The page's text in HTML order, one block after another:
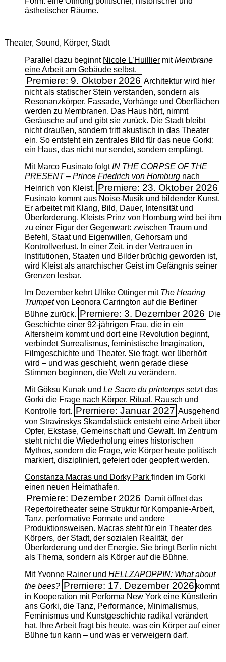
ästhetischer Räume.
Theater, Sound, Körper, Stadt
Parallel dazu beginnt Nicole L’Huilliermit ­Membrane
eine Arbeit am Gebäude selbst.
Premiere: 9. Oktober 2026 Architektur wird hier
nicht als statischer Stein verstanden, sondern als
Resonanzkörper. Fassade, Vorhänge und Oberflächen
werden zu Membranen. Das Haus hört, nimmt
Geräusche auf und gibt sie zurück. Die Stadt bleibt
nicht draußen, sondern tritt akustisch in das Theater
ein. So entsteht ein zentrales Bild für das neue Gorki:
ein Haus, das nicht nur sendet, sondern empfängt.
Mit Marco FusinatofolgtIN THE CORPSE OF THE
PRESENT – Prince Friedrich von Homburgnach
Heinrich von Kleist. Premiere: 23. Oktober 2026
Fusinato kommt aus Noise-Musik und bildender Kunst.
Er arbeitet mit Klang, Bild, Dauer, Intensität und
Überforderung. Kleists Prinz von Homburg wird bei ihm
zu einer Figur der Gegenwart: zwischen Traum und
Befehl, Staat und Eigenwillen, Gehorsam und
Kontrollverlust. In einer Zeit, in der Vertrauen in
Institutionen, Staaten und Bilder brüchig geworden ist,
wird Kleist als anarchischer Geist im Gefängnis seiner
Grenzen lesbar.
Im Dezember kehrt Ulrike Ottingermit The ­Hearing
Trumpetvon Leonora Carrington auf die Berliner
Bühne zurück. Premiere: 3. Dezember 2026 Die
Geschichte einer 92-jährigen Frau, die in ein
Altersheim kommt und dort eine Revolution beginnt,
verbindet Surrealismus, feministische Imagination,
Filmgeschichte und Theater. Sie fragt, wer überhört
wird – und was geschieht, wenn gerade diese
Stimmen beginnen, die Welt zu verändern.
MitGöksu Kunakund Le Sacre du printempssetzt das
Gorki die Frage nach Körper, Ritual, Rausch und
Kontrolle fort. Premiere: Januar 2027 Ausgehend
von Stravinskys Skandalstück entsteht eine Arbeit über
Opfer, Ekstase, Gemeinschaft und Gewalt. Im Zentrum
steht nicht die Wiederholung eines historischen
Mythos, sondern die Frage, wie Körper heute politisch
markiert, diszipliniert, gefeiert oder geopfert werden.
Constanza Macras und Dorky Park finden im Gorki
einen neuen Heimathafen.
Premiere: Dezember 2026 Damit öffnet das
Repertoiretheater seine Struktur für Kompanie-Arbeit,
Tanz, performative Formate und andere
Produktionsweisen. Macras steht für ein Theater des
Körpers, der Stadt, der sozialen Realität, der
Überforderung und der Energie. Sie bringt Berlin nicht
als Thema, sondern als Körper auf die Bühne.
MitYvonne Rainerund HELLZAPOPPIN: What about
the bees? Premiere: 17. Dezember 2026 kommt
in Kooperation mit Performa New York eine Künstlerin
ans Gorki, die Tanz, Performance, Minimalismus,
Feminismus und Kunstgeschichte radikal verändert
hat. Ihre Arbeit fragt bis heute, was ein Körper auf einer
Bühne tun kann – und was er verweigern darf.